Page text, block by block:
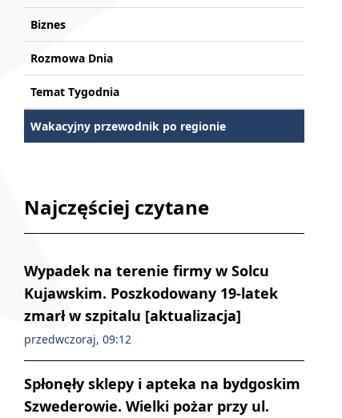
Biznes
Rozmowa Dnia
Temat Tygodnia
Wakacyjny przewodnik po regionie
Najczęściej czytane
Wypadek na terenie firmy w Solcu
Kujawskim. Poszkodowany 19-latek
zmarł w szpitalu [aktualizacja]
przedwczoraj, 09:12
Spłonęły sklepy i apteka na bydgoskim
Szwederowie. Wielki pożar przy ul.